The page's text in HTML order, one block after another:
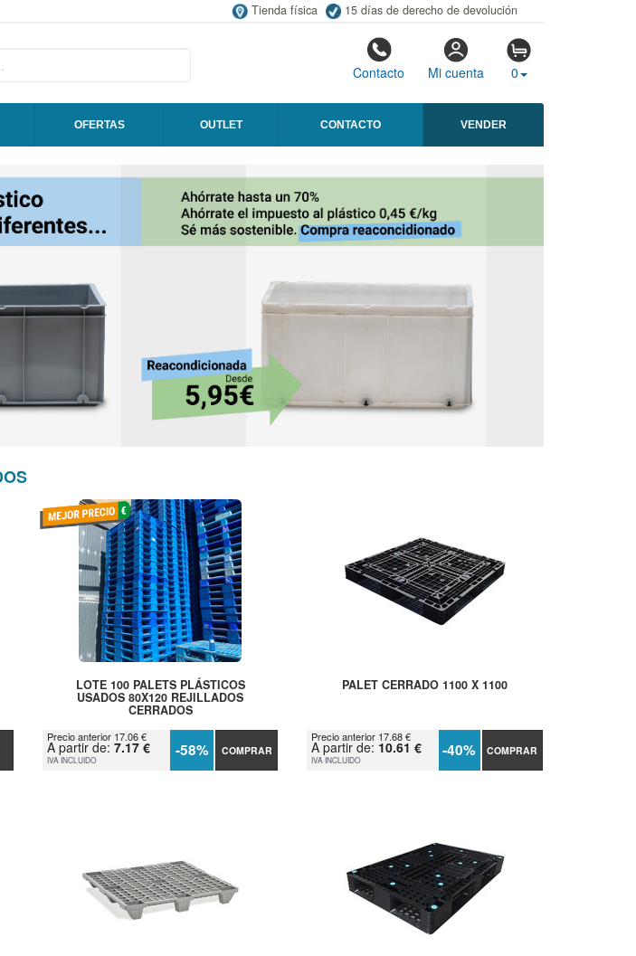
Tienda física 15 días de derecho de devolución
Contacto Mi cuenta 0
OFERTAS OUTLET CONTACTO VENDER
LOTE 100 PALETS PLÁSTICOS
USADOS 80X120 REJILLADOS
CERRADOS
Precio anterior 17.06 €
A partir de: 7.17 €
IVA INCLUIDO -58% COMPRAR
PALET CERRADO 1100 X 1100
Precio anterior 17.68 €
A partir de: 10.61 €
IVA INCLUIDO -40% COMPRAR